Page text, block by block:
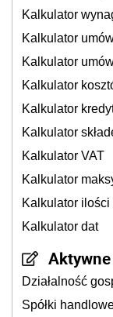
Kalkulator
Kalkulator
Kalkulator
Kalkulator
Kalkulator
Kalkulator
Kalkulator VAT
Kalkulator
Kalkulator ilości
Kalkulator dat
Działalność
Spółki